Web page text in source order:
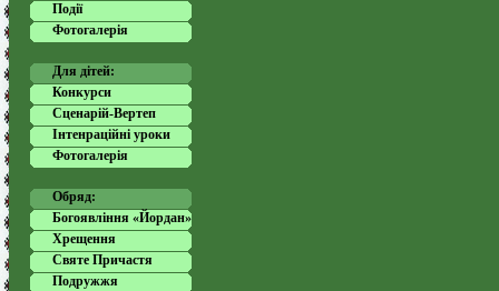
Події
Фотогалерія
Для дітей:
Конкурси
Сценарій-Вертеп
Інтенраційні уроки
Фотогалерія
Обряд:
Богоявління «Йордан»
Хрещення
Святе Причастя
Подружжя